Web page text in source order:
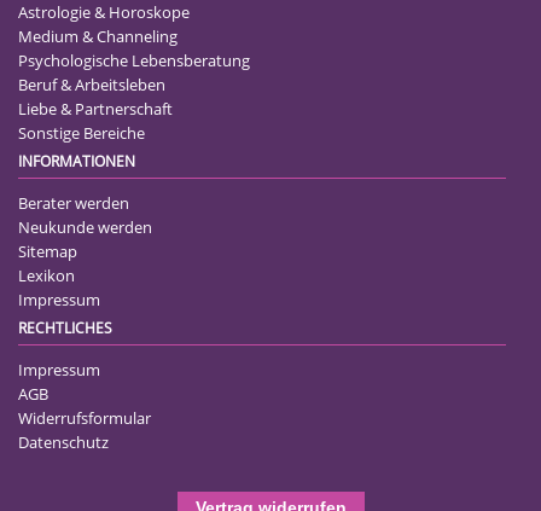
Astrologie & Horoskope
Medium & Channeling
Psychologische Lebensberatung
Beruf & Arbeitsleben
Liebe & Partnerschaft
Sonstige Bereiche
INFORMATIONEN
Berater werden
Neukunde werden
Sitemap
Lexikon
Impressum
RECHTLICHES
Impressum
AGB
Widerrufsformular
Datenschutz